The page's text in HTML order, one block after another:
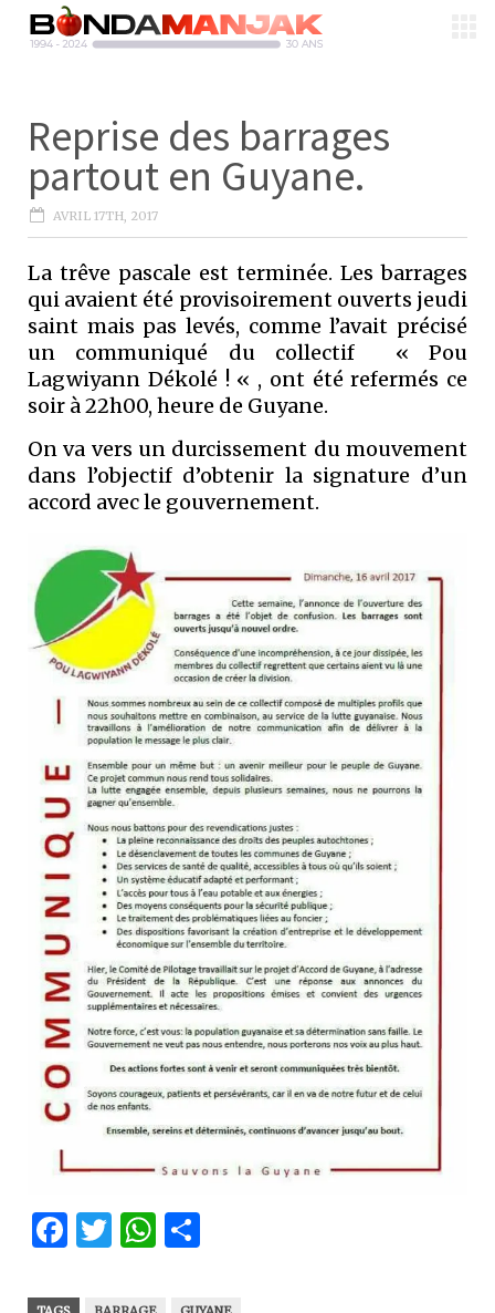
Reprise des barrages
partout en Guyane.
AVRIL 17TH, 2017
La trêve pascale est terminée. Les barrages
qui avaient été provisoirement ouverts jeudi
saint mais pas levés, comme l’avait précisé
un communiqué du collectif « Pou
Lagwiyann Dékolé ! « , ont été refermés ce
soir à 22h00, heure de Guyane.
On va vers un durcissement du mouvement
dans l’objectif d’obtenir la signature d’un
accord avec le gouvernement.
Facebook
Twitter
WhatsApp